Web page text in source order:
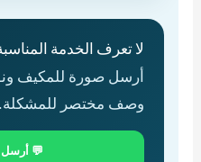
لا تعرف الخدمة
أرسل صورة للمكيف
وصف مختصر للمشكلة.
💬 أرسل